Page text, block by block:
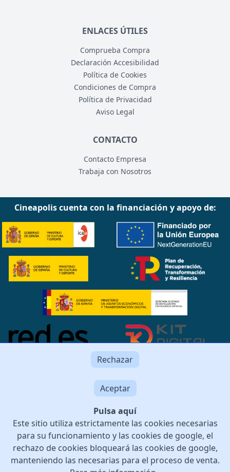
ENLACES ÚTILES
Comprueba Compra
Declaración Accesibilidad
Política de Cookies
Condiciones de Compra
Política de Privacidad
Aviso Legal
CONTACTO
Contacto Empresa
Trabaja con Nosotros
Cineapolis cuenta con la financiación y apoyo de:
© 2026 Multicines Digital SL. All rights reserved.
Operativa Bancaria realizada en
España
Este sitio utiliza estrictamente las cookies necesarias
para su funcionamiento y las cookies de google, el
rechazo de cookies bloqueará las cookies de google,
manteniendo las necesarias para el proceso de venta.
Pulsa aquí
Aceptar
Rechazar